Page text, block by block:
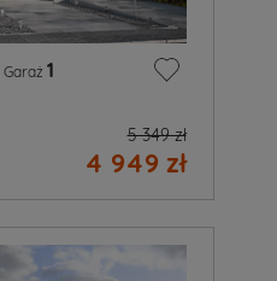
Garaż 1
5 349 zł
4 949 zł